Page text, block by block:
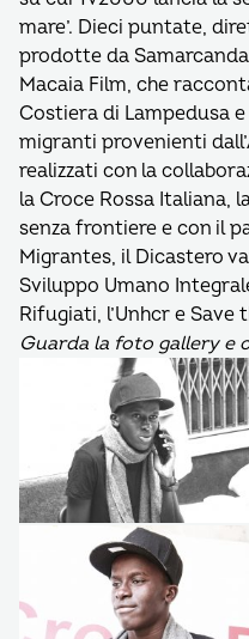
mare’. Dieci puntate,
prodotte da
Macaia Film, che
Costiera di Lampedusa
migranti provenienti
realizzati con la
la Croce Rossa Italiana,
senza frontiere e con il
Migrantes, il Dicastero
Sviluppo Umano
Rifugiati, l’Unhcr e Save
Guarda la foto gallery e